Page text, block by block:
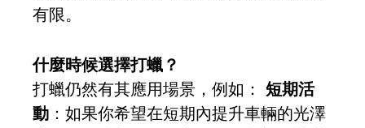
有限。
什麼時候選擇打蠟？
打蠟仍然有其應用場景，例如：短期活
動 ：如果你希望在短期內提升車輛的光澤